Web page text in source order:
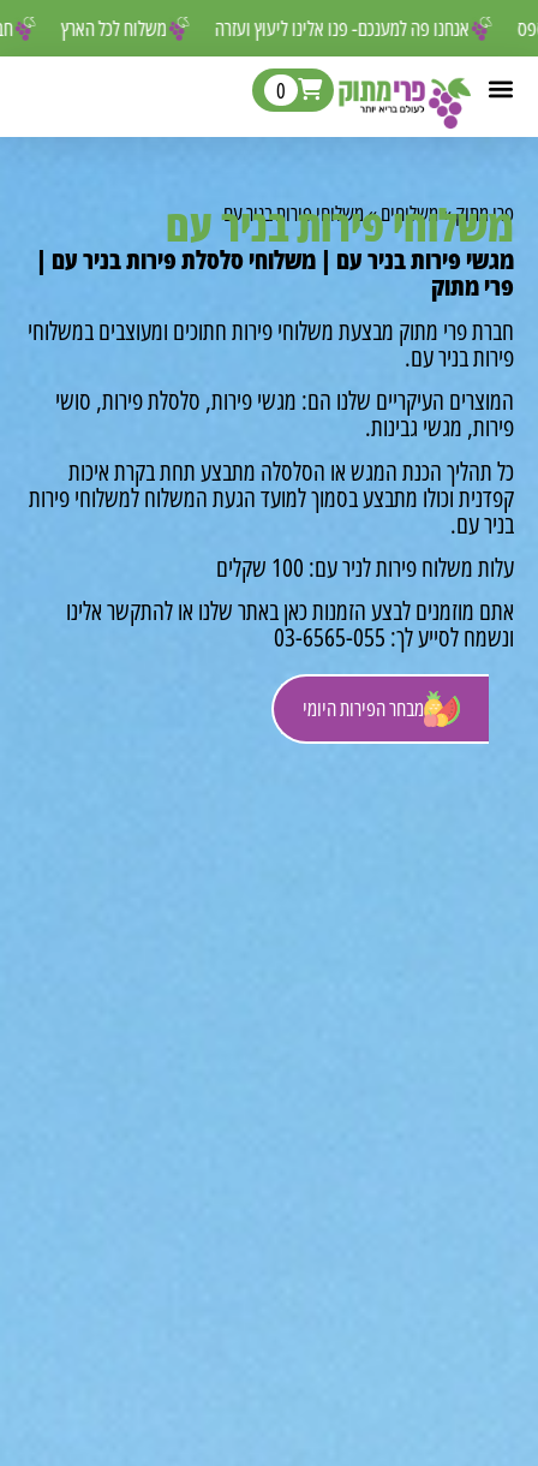
משלוח לכל הארץ אנחנו פה למענכם- פנו אלינו ליעוץ ועזרה לפספס
מבחר הפירות היומי
0
»משלוחים»משלוחי פירות בניר עם
פירות בניר עם
פירות בניר עם | משלוחי סלסלת פירות בניר עם |
מתוק
פרי מתוק מבצעת משלוחי פירות חתוכים ומעוצבים במשלוחי
בניר עם.
העיקריים שלנו הם: מגשי פירות, סלסלת פירות, סושי
מגשי גבינות.
הכנת המגש או הסלסלה מתבצע תחת בקרת איכות
וכולו מתבצע בסמוך למועד הגעת המשלוח למשלוחי פירות
עם.
פירות לניר עם: 100 שקלים
מוזמנים לבצע הזמנות כאן באתר שלנו או להתקשר אלינו
לך: 03-6565-055